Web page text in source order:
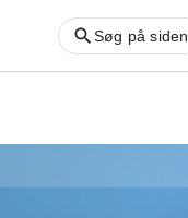
Søg på siden